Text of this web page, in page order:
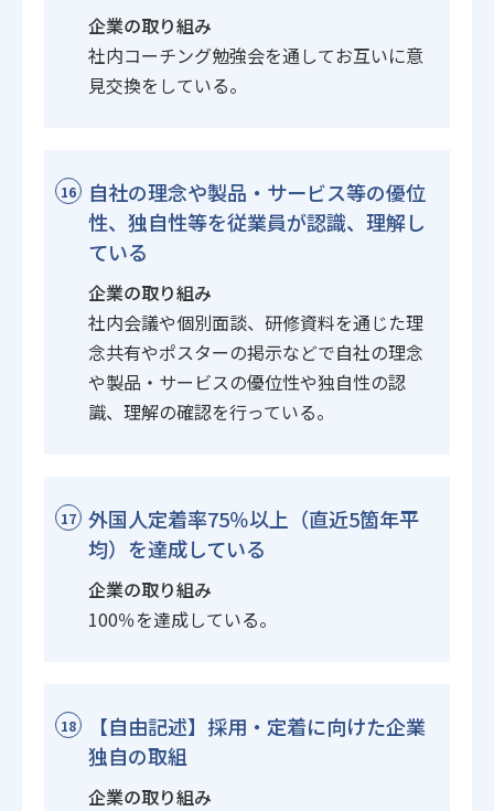
企業の取り組み
社内コーチング勉強会を通してお互いに意
見交換をしている。
16
自社の理念や製品・サービス等の優位
性、独自性等を従業員が認識、理解し
ている
企業の取り組み
社内会議や個別面談、研修資料を通じた理
念共有やポスターの掲示などで自社の理念
や製品・サービスの優位性や独自性の認
識、理解の確認を行っている。
17
外国人定着率75％以上（直近5箇年平
均）を達成している
企業の取り組み
100％を達成している。
18
【自由記述】採用・定着に向けた企業
独自の取組
企業の取り組み